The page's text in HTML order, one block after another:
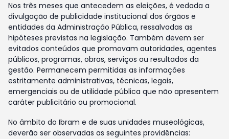
Nos três meses que antecedem as eleições, é vedada a
divulgação de publicidade institucional dos órgãos e
entidades da Administração Pública, ressalvadas as
hipóteses previstas na legislação. Também devem ser
evitados conteúdos que promovam autoridades, agentes
públicos, programas, obras, serviços ou resultados da
gestão. Permanecem permitidas as informações
estritamente administrativas, técnicas, legais,
emergenciais ou de utilidade pública que não apresentem
caráter publicitário ou promocional.
No âmbito do Ibram e de suas unidades museológicas,
deverão ser observadas as seguintes providências: